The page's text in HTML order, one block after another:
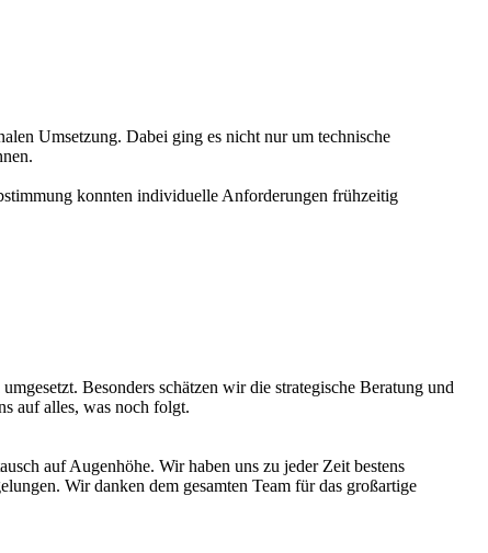
Umsetzung. Dabei ging es nicht nur um technische
konnten individuelle Anforderungen frühzeitig
Besonders schätzen wir die strategische Beratung und
auf alles, was noch folgt.
auf Augenhöhe. Wir haben uns zu jeder Zeit bestens
Wir danken dem gesamten Team für das großartige